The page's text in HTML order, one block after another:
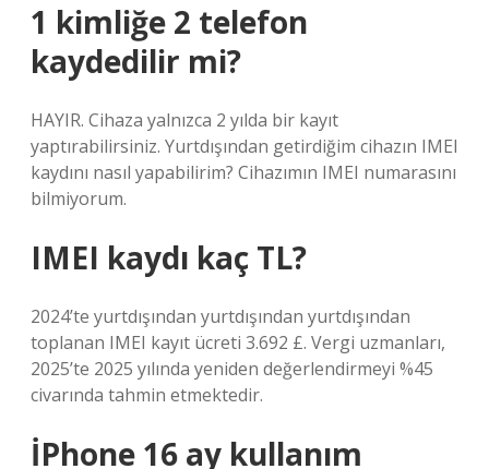
1 kimliğe 2 telefon
kaydedilir mi?
HAYIR. Cihaza yalnızca 2 yılda bir kayıt
yaptırabilirsiniz. Yurtdışından getirdiğim cihazın IMEI
kaydını nasıl yapabilirim? Cihazımın IMEI numarasını
bilmiyorum.
IMEI kaydı kaç TL?
2024’te yurtdışından yurtdışından yurtdışından
toplanan IMEI kayıt ücreti 3.692 £. Vergi uzmanları,
2025’te 2025 yılında yeniden değerlendirmeyi %45
civarında tahmin etmektedir.
İPhone 16 ay kullanım